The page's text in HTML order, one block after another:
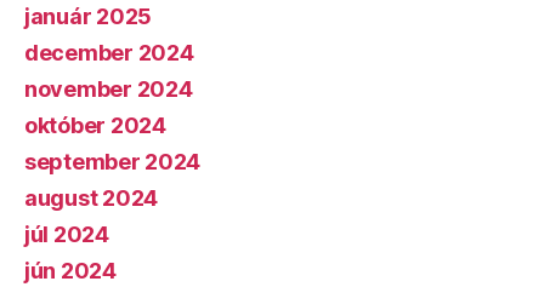
január 2025
december 2024
november 2024
október 2024
september 2024
august 2024
júl 2024
jún 2024